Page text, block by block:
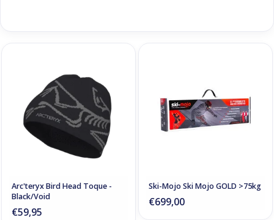
Arc'teryx Bird Head Toque -
Black/Void
€59,95
Ski-Mojo Ski Mojo GOLD >75kg
€699,00